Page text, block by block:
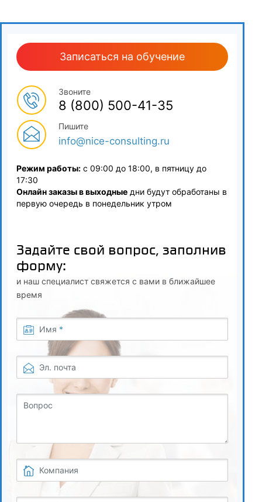
Теория физической культуры и осуществление
тренировочного процесса
Общая характеристика теории физической культуры
4.2
упражнениями
4.3
Гигиенические основы физической культуры и спорта
5.1
Гигиена – основа профилактики заболеваний
Личная гигиена. Закаливание
5.3
при занятиях физической культурой и спортом
Гигиенические требования к открытым и крытым
спортивным сооружениям
5.5
Записаться на обучение
Звоните
8 (800) 500-41-35
Пишите
info@nice-consulting.ru
Режим работы: с 09:00 до 18:00, в пятницу до
17:30
Онлайн заказы в выходные дни будут обработаны в
первую очередь в понедельник утром
Задайте свой вопрос, заполнив
форму:
и наш специалист свяжется с вами в ближайшее
время
Имя *
Эл. почта
Вопрос
Компания